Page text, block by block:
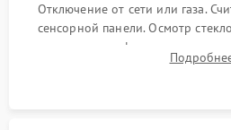
Отключение от сети или газа.
сенсорной панели. Осмотр
проверка конфорок на
клиента о симптомах (не